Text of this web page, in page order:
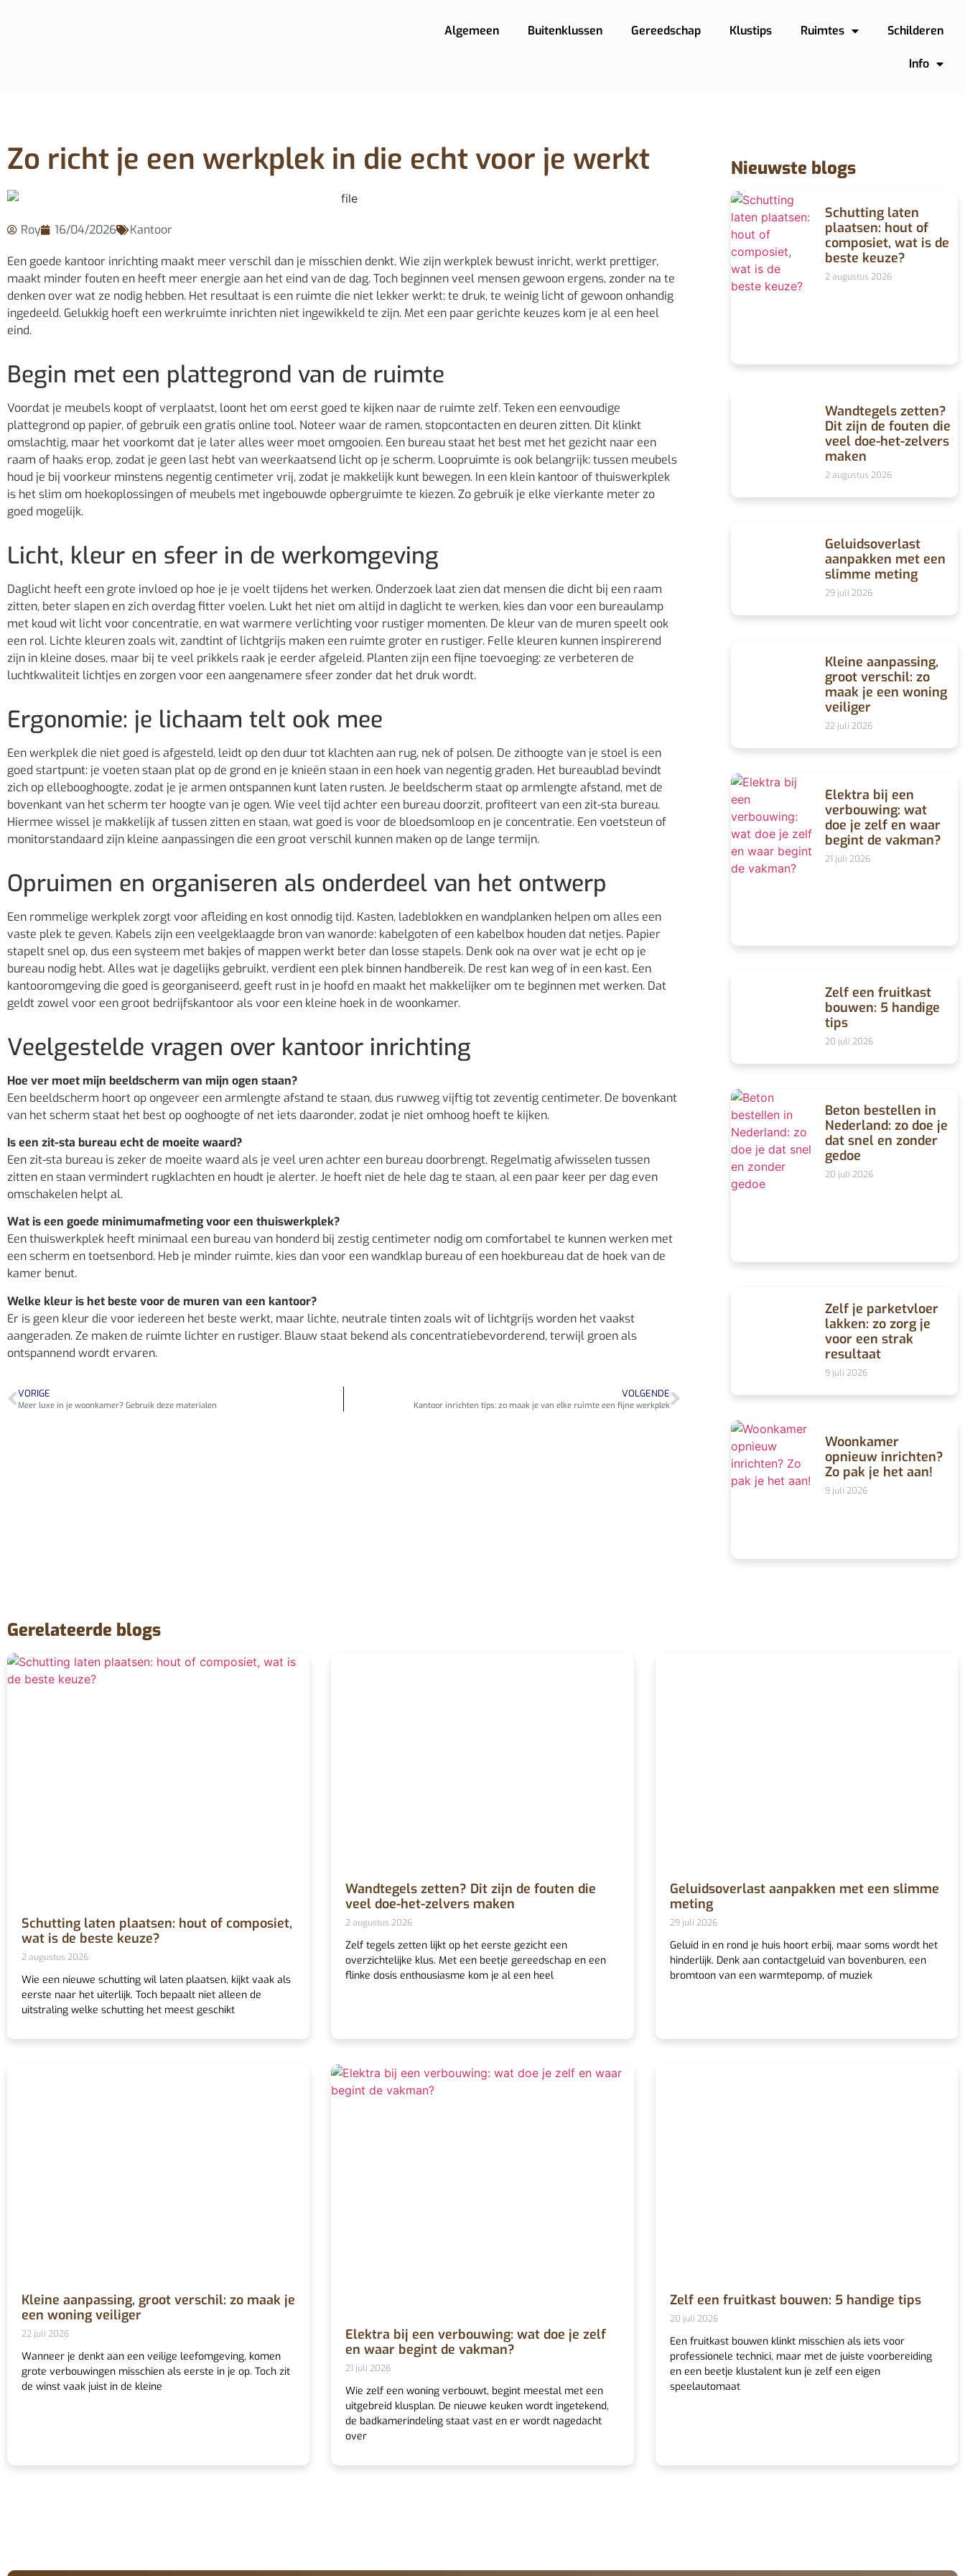
Algemeen Buitenklussen Gereedschap Klustips Ruimtes Schilderen
Info
Zo richt je een werkplek in die echt voor je werkt
Roy 16/04/2026 Kantoor
Een goede kantoor inrichting maakt meer verschil dan je misschien denkt. Wie zijn werkplek bewust inricht, werkt prettiger,
maakt minder fouten en heeft meer energie aan het eind van de dag. Toch beginnen veel mensen gewoon ergens, zonder na te
denken over wat ze nodig hebben. Het resultaat is een ruimte die niet lekker werkt: te druk, te weinig licht of gewoon onhandig
ingedeeld. Gelukkig hoeft een werkruimte inrichten niet ingewikkeld te zijn. Met een paar gerichte keuzes kom je al een heel
eind.
Begin met een plattegrond van de ruimte
Voordat je meubels koopt of verplaatst, loont het om eerst goed te kijken naar de ruimte zelf. Teken een eenvoudige
plattegrond op papier, of gebruik een gratis online tool. Noteer waar de ramen, stopcontacten en deuren zitten. Dit klinkt
omslachtig, maar het voorkomt dat je later alles weer moet omgooien. Een bureau staat het best met het gezicht naar een
raam of haaks erop, zodat je geen last hebt van weerkaatsend licht op je scherm. Loopruimte is ook belangrijk: tussen meubels
houd je bij voorkeur minstens negentig centimeter vrij, zodat je makkelijk kunt bewegen. In een klein kantoor of thuiswerkplek
is het slim om hoekoplossingen of meubels met ingebouwde opbergruimte te kiezen. Zo gebruik je elke vierkante meter zo
goed mogelijk.
Licht, kleur en sfeer in de werkomgeving
Daglicht heeft een grote invloed op hoe je je voelt tijdens het werken. Onderzoek laat zien dat mensen die dicht bij een raam
zitten, beter slapen en zich overdag fitter voelen. Lukt het niet om altijd in daglicht te werken, kies dan voor een bureaulamp
met koud wit licht voor concentratie, en wat warmere verlichting voor rustiger momenten. De kleur van de muren speelt ook
een rol. Lichte kleuren zoals wit, zandtint of lichtgrijs maken een ruimte groter en rustiger. Felle kleuren kunnen inspirerend
zijn in kleine doses, maar bij te veel prikkels raak je eerder afgeleid. Planten zijn een fijne toevoeging: ze verbeteren de
luchtkwaliteit lichtjes en zorgen voor een aangenamere sfeer zonder dat het druk wordt.
Ergonomie: je lichaam telt ook mee
Een werkplek die niet goed is afgesteld, leidt op den duur tot klachten aan rug, nek of polsen. De zithoogte van je stoel is een
goed startpunt: je voeten staan plat op de grond en je knieën staan in een hoek van negentig graden. Het bureaublad bevindt
zich op ellebooghoogte, zodat je je armen ontspannen kunt laten rusten. Je beeldscherm staat op armlengte afstand, met de
bovenkant van het scherm ter hoogte van je ogen. Wie veel tijd achter een bureau doorzit, profiteert van een zit-sta bureau.
Hiermee wissel je makkelijk af tussen zitten en staan, wat goed is voor de bloedsomloop en je concentratie. Een voetsteun of
monitorstandaard zijn kleine aanpassingen die een groot verschil kunnen maken op de lange termijn.
Opruimen en organiseren als onderdeel van het ontwerp
Een rommelige werkplek zorgt voor afleiding en kost onnodig tijd. Kasten, ladeblokken en wandplanken helpen om alles een
vaste plek te geven. Kabels zijn een veelgeklaagde bron van wanorde: kabelgoten of een kabelbox houden dat netjes. Papier
stapelt snel op, dus een systeem met bakjes of mappen werkt beter dan losse stapels. Denk ook na over wat je echt op je
bureau nodig hebt. Alles wat je dagelijks gebruikt, verdient een plek binnen handbereik. De rest kan weg of in een kast. Een
kantooromgeving die goed is georganiseerd, geeft rust in je hoofd en maakt het makkelijker om te beginnen met werken. Dat
geldt zowel voor een groot bedrijfskantoor als voor een kleine hoek in de woonkamer.
Veelgestelde vragen over kantoor inrichting
Hoe ver moet mijn beeldscherm van mijn ogen staan?
Een beeldscherm hoort op ongeveer een armlengte afstand te staan, dus ruwweg vijftig tot zeventig centimeter. De bovenkant
van het scherm staat het best op ooghoogte of net iets daaronder, zodat je niet omhoog hoeft te kijken.
Is een zit-sta bureau echt de moeite waard?
Een zit-sta bureau is zeker de moeite waard als je veel uren achter een bureau doorbrengt. Regelmatig afwisselen tussen
zitten en staan vermindert rugklachten en houdt je alerter. Je hoeft niet de hele dag te staan, al een paar keer per dag even
omschakelen helpt al.
Wat is een goede minimumafmeting voor een thuiswerkplek?
Een thuiswerkplek heeft minimaal een bureau van honderd bij zestig centimeter nodig om comfortabel te kunnen werken met
een scherm en toetsenbord. Heb je minder ruimte, kies dan voor een wandklap bureau of een hoekbureau dat de hoek van de
kamer benut.
Welke kleur is het beste voor de muren van een kantoor?
Er is geen kleur die voor iedereen het beste werkt, maar lichte, neutrale tinten zoals wit of lichtgrijs worden het vaakst
aangeraden. Ze maken de ruimte lichter en rustiger. Blauw staat bekend als concentratiebevorderend, terwijl groen als
ontspannend wordt ervaren.
VORIGE
Meer luxe in je woonkamer? Gebruik deze materialen
VOLGENDE
Kantoor inrichten tips: zo maak je van elke ruimte een fijne werkplek
Nieuwste blogs
Schutting laten
plaatsen: hout of
composiet, wat is de
beste keuze?
2 augustus 2026
Wandtegels zetten?
Dit zijn de fouten die
veel doe-het-zelvers
maken
2 augustus 2026
Geluidsoverlast
aanpakken met een
slimme meting
29 juli 2026
Kleine aanpassing,
groot verschil: zo
maak je een woning
veiliger
22 juli 2026
Elektra bij een
verbouwing: wat
doe je zelf en waar
begint de vakman?
21 juli 2026
Zelf een fruitkast
bouwen: 5 handige
tips
20 juli 2026
Beton bestellen in
Nederland: zo doe je
dat snel en zonder
gedoe
20 juli 2026
Zelf je parketvloer
lakken: zo zorg je
voor een strak
resultaat
9 juli 2026
Woonkamer
opnieuw inrichten?
Zo pak je het aan!
9 juli 2026
Gerelateerde blogs
Schutting laten plaatsen: hout of composiet,
wat is de beste keuze?
2 augustus 2026
Wie een nieuwe schutting wil laten plaatsen, kijkt vaak als
eerste naar het uiterlijk. Toch bepaalt niet alleen de
uitstraling welke schutting het meest geschikt
Wandtegels zetten? Dit zijn de fouten die
veel doe-het-zelvers maken
2 augustus 2026
Zelf tegels zetten lijkt op het eerste gezicht een
overzichtelijke klus. Met een beetje gereedschap en een
flinke dosis enthousiasme kom je al een heel
Geluidsoverlast aanpakken met een slimme
meting
29 juli 2026
Geluid in en rond je huis hoort erbij, maar soms wordt het
hinderlijk. Denk aan contactgeluid van bovenburen, een
bromtoon van een warmtepomp, of muziek
Kleine aanpassing, groot verschil: zo maak je
een woning veiliger
22 juli 2026
Wanneer je denkt aan een veilige leefomgeving, komen
grote verbouwingen misschien als eerste in je op. Toch zit
de winst vaak juist in de kleine
Elektra bij een verbouwing: wat doe je zelf
en waar begint de vakman?
21 juli 2026
Wie zelf een woning verbouwt, begint meestal met een
uitgebreid klusplan. De nieuwe keuken wordt ingetekend,
de badkamerindeling staat vast en er wordt nagedacht
over
Zelf een fruitkast bouwen: 5 handige tips
20 juli 2026
Een fruitkast bouwen klinkt misschien als iets voor
professionele technici, maar met de juiste voorbereiding
en een beetje klustalent kun je zelf een eigen
speelautomaat